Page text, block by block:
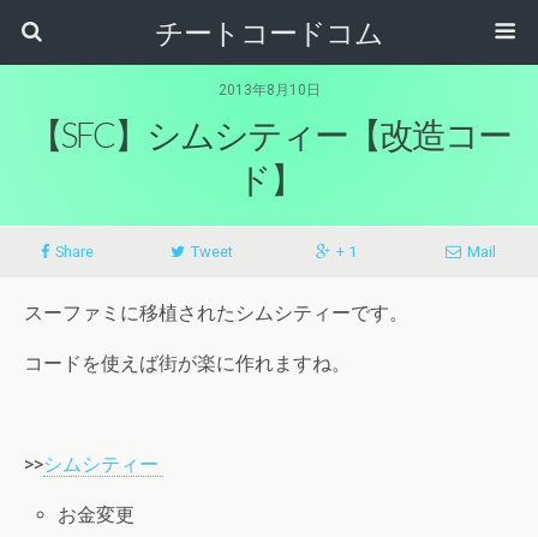
チートコードコム
2013年8月10日
【SFC】シムシティー【改造コー
ド】
Share Tweet + 1 Mail
スーファミに移植されたシムシティーです。
コードを使えば街が楽に作れますね。
>>シムシティー
お金変更